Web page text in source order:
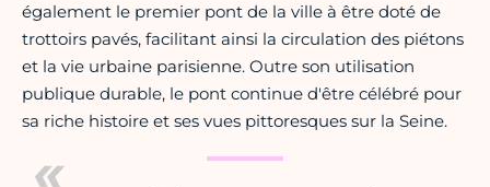
également le premier pont de la ville à être doté de
trottoirs pavés, facilitant ainsi la circulation des piétons
et la vie urbaine parisienne. Outre son utilisation
publique durable, le pont continue d'être célébré pour
sa riche histoire et ses vues pittoresques sur la Seine.